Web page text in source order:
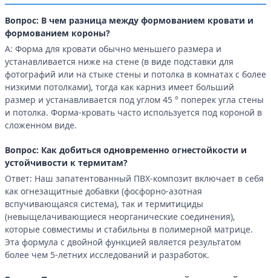
Вопрос: В чем разница между формованием кровати и
формованием короны?
A: Форма для кровати обычно меньшего размера и
устанавливается ниже на стене (в виде подставки для
фотографий или на стыке стены и потолка в комнатах с более
низкими потолками), тогда как карниз имеет больший
размер и устанавливается под углом 45 ° поперек угла стены
и потолка. Форма-кровать часто используется под короной в
сложенном виде.
Вопрос: Как добиться одновременно огнестойкости и
устойчивости к термитам?
Ответ: Наш запатентованный ПВХ-композит включает в себя
как огнезащитные добавки (фосфорно-азотная
вспучивающаяся система), так и термитициды
(невыщелачивающиеся неорганические соединения),
которые совместимы и стабильны в полимерной матрице.
Эта формула с двойной функцией является результатом
более чем 5-летних исследований и разработок.